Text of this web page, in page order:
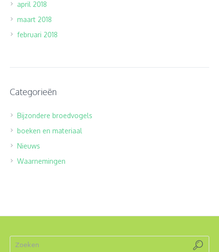
april 2018
maart 2018
februari 2018
Categorieën
Bijzondere broedvogels
boeken en materiaal
Nieuws
Waarnemingen